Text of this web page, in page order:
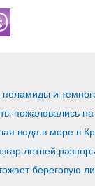
и
пожаловались
вода в море в
летней
береговую